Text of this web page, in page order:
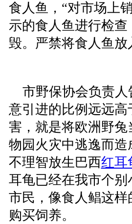
食人鱼，“对市场上
示的食人鱼进行检
毁。严禁将食人鱼放
市野保协会负责人
意引进的比例远远
害，就是将欧洲野
物园火灾中逃逸而
不理智放生巴西红耳
耳龟已经在我市个
市民，像食人鲳这
购买饲养。